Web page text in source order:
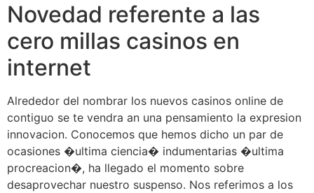
Novedad referente a las
cero millas casinos en
internet
Alrededor del nombrar los nuevos casinos online de
contiguo se te vendra an una pensamiento la expresion
innovacion. Conocemos que hemos dicho un par de
ocasiones �ultima ciencia� indumentarias �ultima
procreacion�, ha llegado el momento sobre
desaprovechar nuestro suspenso. Nos referimos a los